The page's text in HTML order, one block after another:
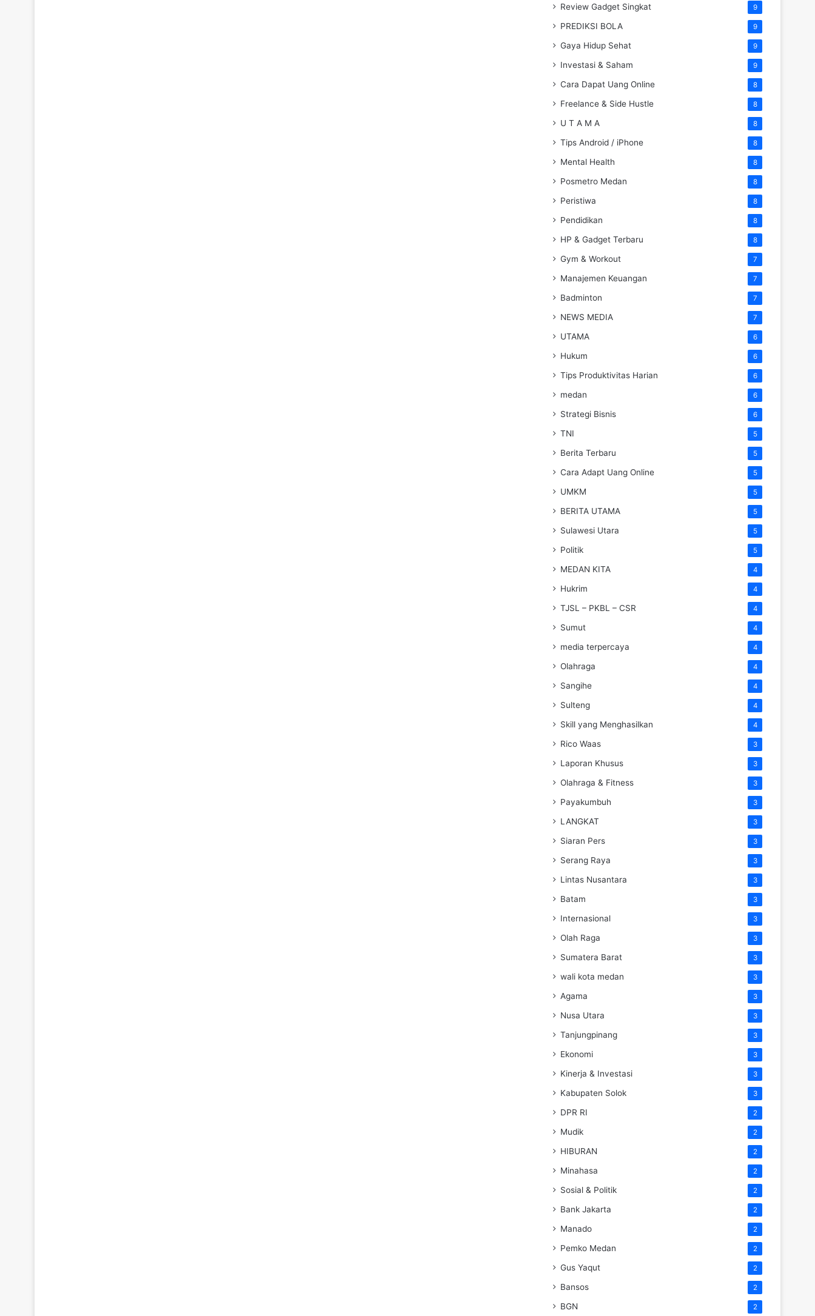
Review Gadget Singkat 9
PREDIKSI BOLA 9
Gaya Hidup Sehat 9
Investasi & Saham 9
Cara Dapat Uang Online 8
Freelance & Side Hustle 8
U T A M A 8
Tips Android / iPhone 8
Mental Health 8
Posmetro Medan 8
Peristiwa 8
Pendidikan 8
HP & Gadget Terbaru 8
Gym & Workout 7
Manajemen Keuangan 7
Badminton 7
NEWS MEDIA 7
UTAMA 6
Hukum 6
Tips Produktivitas Harian 6
medan 6
Strategi Bisnis 6
TNI 5
Berita Terbaru 5
Cara Adapt Uang Online 5
UMKM 5
BERITA UTAMA 5
Sulawesi Utara 5
Politik 5
MEDAN KITA 4
Hukrim 4
TJSL – PKBL – CSR 4
Sumut 4
media terpercaya 4
Olahraga 4
Sangihe 4
Sulteng 4
Skill yang Menghasilkan 4
Rico Waas 3
Laporan Khusus 3
Olahraga & Fitness 3
Payakumbuh 3
LANGKAT 3
Siaran Pers 3
Serang Raya 3
Lintas Nusantara 3
Batam 3
Internasional 3
Olah Raga 3
Sumatera Barat 3
wali kota medan 3
Agama 3
Nusa Utara 3
Tanjungpinang 3
Ekonomi 3
Kinerja & Investasi 3
Kabupaten Solok 3
DPR RI 2
Mudik 2
HIBURAN 2
Minahasa 2
Sosial & Politik 2
Bank Jakarta 2
Manado 2
Pemko Medan 2
Gus Yaqut 2
Bansos 2
BGN 2